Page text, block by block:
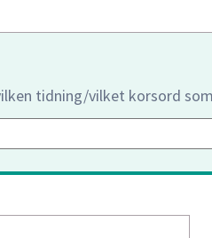
tidning/vilket korsord